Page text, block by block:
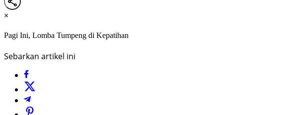
×
Pagi Ini, Lomba Tumpeng di Kepatihan
Sebarkan artikel ini